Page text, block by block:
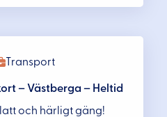
Transport
– Västberga – Heltid
och härligt gäng!